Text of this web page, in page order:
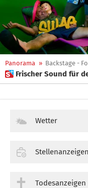
Panorama » Backstage -
 Frischer Sound für
Wetter
Stellenanzeigen
Todesanzeigen